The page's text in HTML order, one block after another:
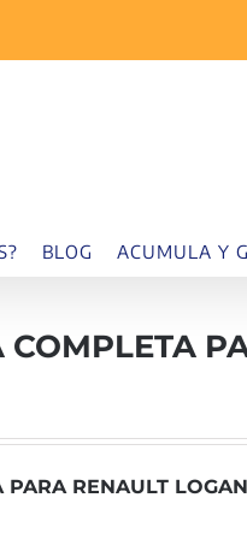
BLOG ACUMULA Y
RENAULT LOGAN